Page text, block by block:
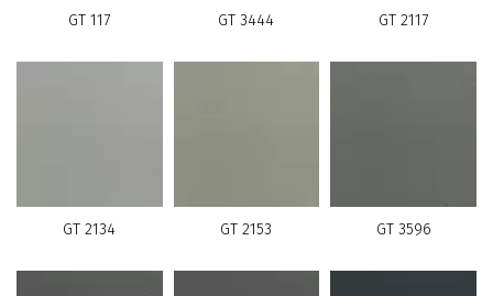
GT 117 GT 3444 GT 2117
GT 2134 GT 2153 GT 3596